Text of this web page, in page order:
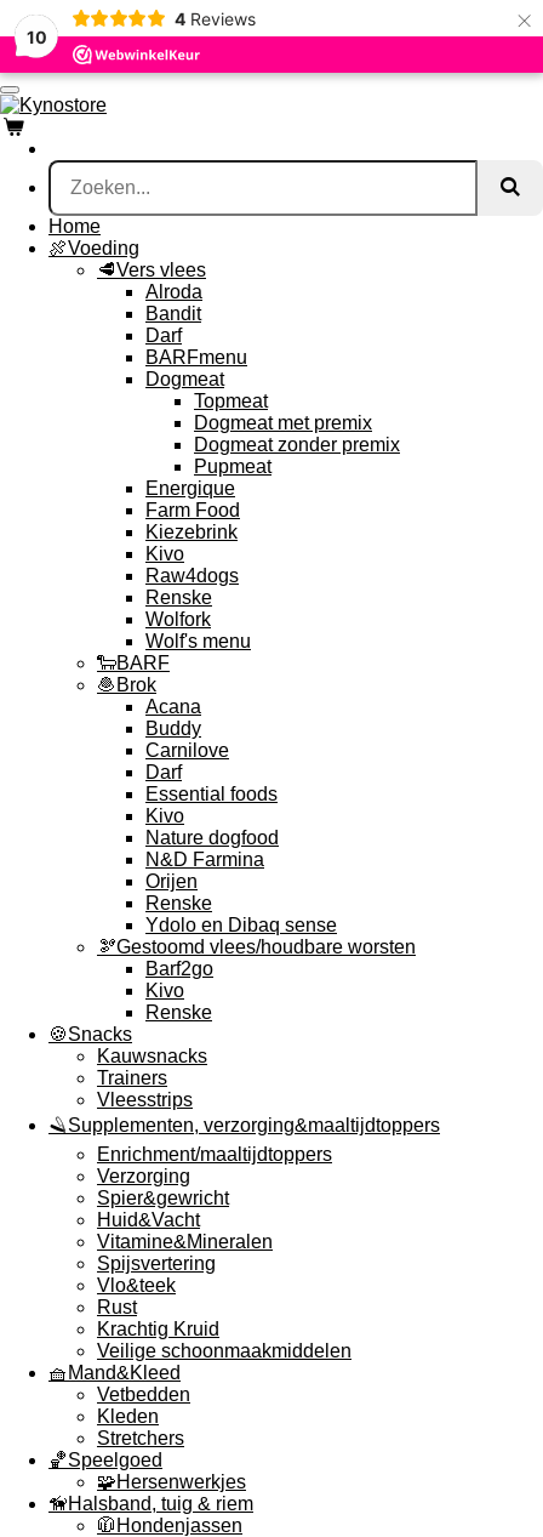
10
4 Reviews ×
Ga
direct
naar
de
hoofdinhoud
Home
🍖Voeding
🥩Vers vlees
Alroda
Bandit
Darf
BARFmenu
Dogmeat
Topmeat
Dogmeat met premix
Dogmeat zonder premix
Pupmeat
Energique
Farm Food
Kiezebrink
Kivo
Raw4dogs
Renske
Wolfork
Wolf's menu
🐑BARF
🧆Brok
Acana
Buddy
Carnilove
Darf
Essential foods
Kivo
Nature dogfood
N&D Farmina
Orijen
Renske
Ydolo en Dibaq sense
🫘Gestoomd vlees/houdbare worsten
Barf2go
Kivo
Renske
🍪Snacks
Kauwsnacks
Trainers
Vleesstrips
🪒Supplementen, verzorging&maaltijdtoppers
Enrichment/maaltijdtoppers
Verzorging
Spier&gewricht
Huid&Vacht
Vitamine&Mineralen
Spijsvertering
Vlo&teek
Rust
Krachtig Kruid
Veilige schoonmaakmiddelen
🧺Mand&Kleed
Vetbedden
Kleden
Stretchers
🏀Speelgoed
🧩Hersenwerkjes
🦮Halsband, tuig & riem
🧥Hondenjassen